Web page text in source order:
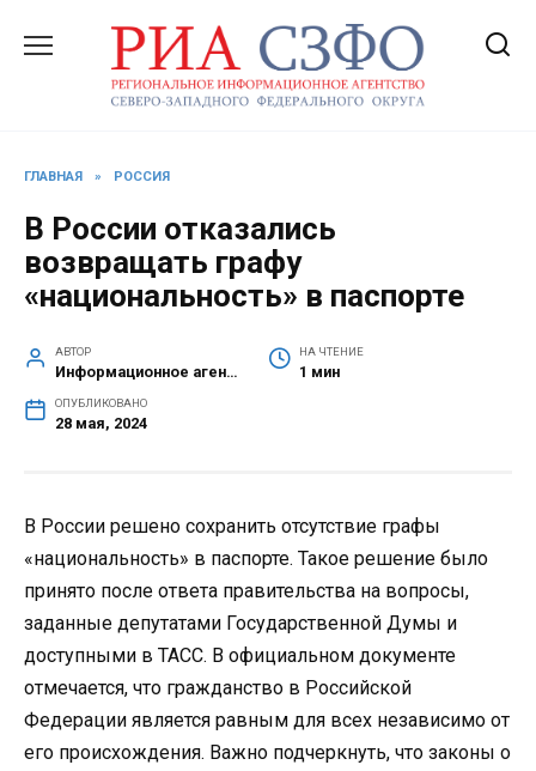
содержанию
ГЛАВНАЯ » РОССИЯ
В России отказались
возвращать графу
«национальность» в паспорте
АВТОР
Информационное агентство СЗФО
НА ЧТЕНИЕ
1 мин
ОПУБЛИКОВАНО
28 мая, 2024
В России решено сохранить отсутствие графы
«национальность» в паспорте. Такое решение было
принято после ответа правительства на вопросы,
заданные депутатами Государственной Думы и
доступными в ТАСС. В официальном документе
отмечается, что гражданство в Российской
Федерации является равным для всех независимо от
его происхождения. Важно подчеркнуть, что законы о